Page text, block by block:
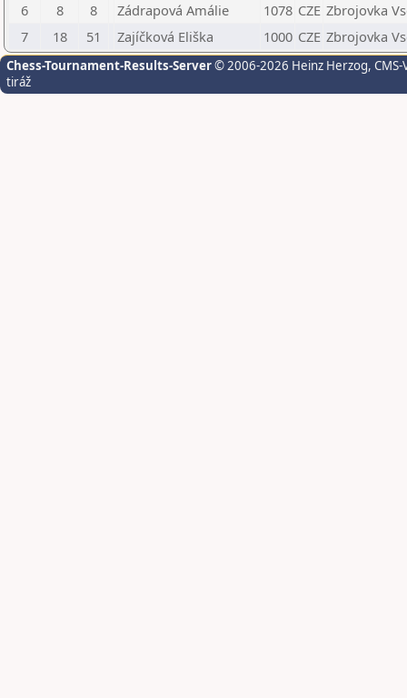
6
8 8 Zádrapová Amálie 1078 CZE Zbrojovka
7
18 51 Zajíčková Eliška 1000 CZE Zbrojovka
Chess-Tournament-Results-Server© 2006-2026 Heinz Herzog,
tiráž